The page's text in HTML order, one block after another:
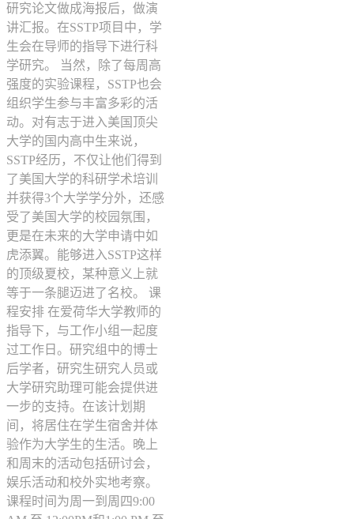
研究论文做成海报后，做演
讲汇报。在SSTP项目中，学
生会在导师的指导下进行科
学研究。 当然，除了每周高
强度的实验课程，SSTP也会
组织学生参与丰富多彩的活
动。对有志于进入美国顶尖
大学的国内高中生来说，
SSTP经历，不仅让他们得到
了美国大学的科研学术培训
并获得3个大学学分外，还感
受了美国大学的校园氛围，
更是在未来的大学申请中如
虎添翼。能够进入SSTP这样
的顶级夏校，某种意义上就
等于一条腿迈进了名校。 课
程安排 在爱荷华大学教师的
指导下，与工作小组一起度
过工作日。研究组中的博士
后学者，研究生研究人员或
大学研究助理可能会提供进
一步的支持。在该计划期
间，将居住在学生宿舍并体
验作为大学生的生活。晚上
和周末的活动包括研讨会，
娱乐活动和校外实地考察。
课程时间为周一到周四9:00